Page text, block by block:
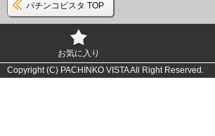
パチンコビスタ TOP
お気に入り
Copyright (C) PACHINKO VISTA All Right Reserved.